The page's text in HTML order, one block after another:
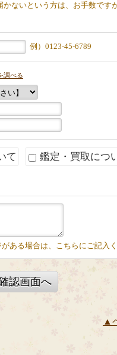
ないという方は、お手数です
例）0123-45-6789
調べる
て
鑑定・買取につ
ある場合は、こちらにご記入く
認画面へ
▲